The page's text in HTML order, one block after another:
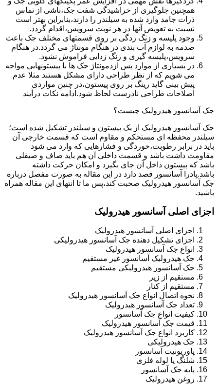
همچنین جلوگیری از خراشیدگی شفت جک،ناشی از تماس
ذرات جامد وارد شده به سیلندر را دارند،بنابراین بهتر است
نسبت به تعویض آنها در هر نوبت سرویس،اقدام گردد.
وجود پلیسه و زنگ زدگی بر روی قسمتهای مختلف جک باعث
صدمه به لوازم آب بندی در هنگام مونتاژ می گردد.در هنگام
سرویس،پلیسه گیری و زنگ زدایی فراموش نشود.
در بسیاری از موارد پس ازدمونتاژ جک ها با پیستونهایی مواجه
می شویم که از نظر طراحی دارای مشکل هستند مثلا عدم
پیش بینی گاید رینگ بر روی پیستون،در چنین مواردی
اصلاحات طراحی نادرست لحاظ شود.ادامه نکات درآیند
جک آسانسور هیدرولیک چیست؟
جک آسانسور هیدرولیک از یک پیستون و سیلندر تشکیل شده است؛
سیلندر محفظه ای مستحکم و مقاوم است که قسمت خارجی آن
باید در برابر رطوبت،خوردگی و فشارهایی که وارد می شود
مقاومت داشت باشد و قسمت داخلی آن هم باید صاف و صیقلی
باشد که پیستون داخل آن جای بگیرد و امکان حرکت داشته
باشد.پادرا آسانسور قصد دارد در این مقاله به صورت مفصل درباره
جک آسانسور هیدرولیک صحبت کند،پس ما تا انتهای این مقاله همراه
باشید.
اجزای اصلی آسانسور هیدرولیک
اجزای اصلی آسانسور هیدرولیک
اجزای تشکیل دهنده جک آسانسور هیدرولیکی
انواع جک آسانسور هیدرولیک
جک هیدرولیک آسانسور غیر مستقیم
جک آسانسور هیدرولیکی مستقیم
مستقیم از زیر
مستقیم از کنار
نحوه اتصال انواع جک آسانسور هیدرولیک
تعداد جک آسانسور هیدرولیک
کیفیت انواع جک آسانسور
قیمت جک آسانسور هیدرولیک
کاربرد انواع جک آسانسور هیدرولیک
جک هیدرولیکی
پاوریونیت آسانسور
شلنگ یا لوله فلزی
پایه جک آسانسور
روغن هیدرولیک